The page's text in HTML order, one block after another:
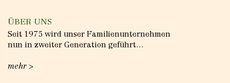
ÜBER UNS
Seit 1975 wird unser Familienunternehmen
nun in zweiter Generation geführt…
mehr >